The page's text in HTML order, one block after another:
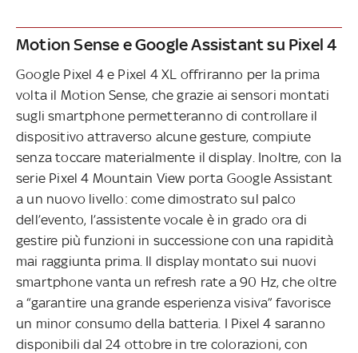
Motion Sense e Google Assistant su Pixel 4
Google Pixel 4 e Pixel 4 XL offriranno per la prima
volta il Motion Sense, che grazie ai sensori montati
sugli smartphone permetteranno di controllare il
dispositivo attraverso alcune gesture, compiute
senza toccare materialmente il display. Inoltre, con la
serie Pixel 4 Mountain View porta Google Assistant
a un nuovo livello: come dimostrato sul palco
dell’evento, l’assistente vocale è in grado ora di
gestire più funzioni in successione con una rapidità
mai raggiunta prima. Il display montato sui nuovi
smartphone vanta un refresh rate a 90 Hz, che oltre
a “garantire una grande esperienza visiva” favorisce
un minor consumo della batteria. I Pixel 4 saranno
disponibili dal 24 ottobre in tre colorazioni, con